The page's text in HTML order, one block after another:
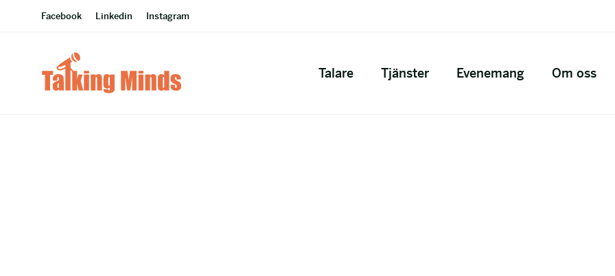
Facebook Linkedin Instagram
Talare Tjänster Evenemang Om oss